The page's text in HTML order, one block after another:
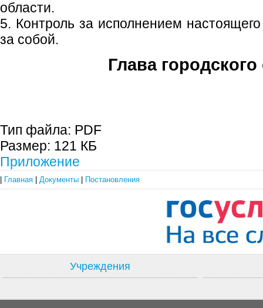
области.
5. Контроль за исполнением
за собой.
Глава городского
Тип файла: PDF
Размер: 121 КБ
Приложение
Главная Документы Постановления
Учреждения